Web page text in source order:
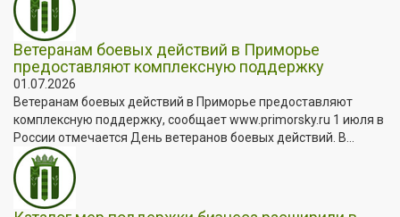
Ветеранам боевых действий в Приморье
предоставляют комплексную поддержку
01.07.2026
Ветеранам боевых действий в Приморье предоставляют
комплексную поддержку, сообщает www.primorsky.ru 1 июля в
России отмечается День ветеранов боевых действий. В...